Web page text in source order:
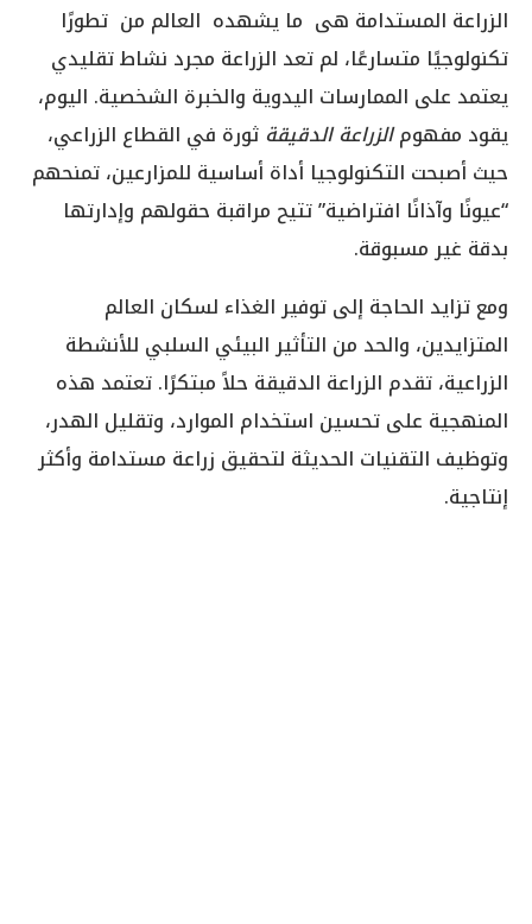
الزراعة المستدامة هى ما يشهده العالم من تطورًا
تكنولوجيًا متسارعًا، لم تعد الزراعة مجرد نشاط تقليدي
يعتمد على الممارسات اليدوية والخبرة الشخصية. اليوم،
يقود مفهومالزراعة الدقيقةثورة في القطاع الزراعي،
حيث أصبحت التكنولوجيا أداة أساسية للمزارعين، تمنحهم
“عيونًا وآذانًا افتراضية” تتيح مراقبة حقولهم وإدارتها
بدقة غير مسبوقة.
ومع تزايد الحاجة إلى توفير الغذاء لسكان العالم
المتزايدين، والحد من التأثير البيئي السلبي للأنشطة
الزراعية، تقدم الزراعة الدقيقة حلاً مبتكرًا. تعتمد هذه
المنهجية على تحسين استخدام الموارد، وتقليل الهدر،
وتوظيف التقنيات الحديثة لتحقيق زراعة مستدامة وأكثر
إنتاجية.